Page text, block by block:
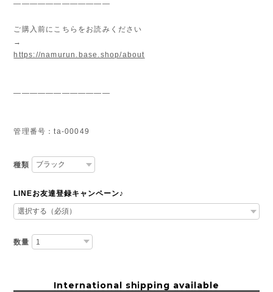
————————————
ご購入前にこちらをお読みください
→
https://namurun.base.shop/about
————————————
管理番号：ta-00049
種類
LINEお友達登録キャンペーン♪
数量
International shipping available